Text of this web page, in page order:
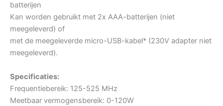
batterijen
Kan worden gebruikt met 2x AAA-batterijen (niet
meegeleverd) of
met de meegeleverde micro-USB-kabel* (230V adapter niet
meegeleverd).
Specificaties:
Frequentiebereik: 125-525 MHz
Meetbaar vermogensbereik: 0-120W